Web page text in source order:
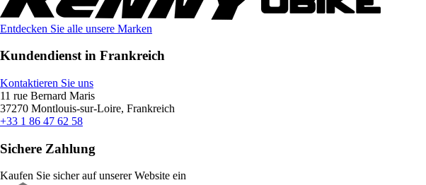
Entdecken Sie alle unsere Marken
Kundendienst in Frankreich
Kontaktieren Sie uns
11 rue Bernard Maris
37270 Montlouis-sur-Loire, Frankreich
+33 1 86 47 62 58
Sichere Zahlung
Kaufen Sie sicher auf unserer Website ein